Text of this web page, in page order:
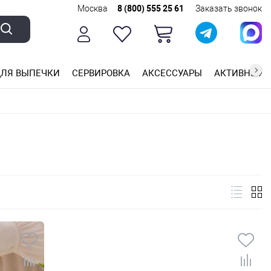
Москва 8 (800) 555 25 61 Заказать звонок
ВЫПЕЧКИ СЕРВИРОВКА АКСЕССУАРЫ АКТИВНЫЙ